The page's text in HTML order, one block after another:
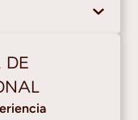
DE